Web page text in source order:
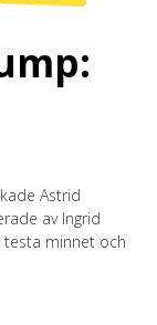
Astrid
av Ingrid
testa minnet och